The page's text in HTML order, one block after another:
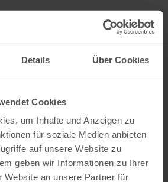
Details Über Cookies
Cookies
um Inhalte und Anzeigen zu
für soziale Medien anbieten
auf unsere Website zu
geben wir Informationen zu Ihrer
Website an unsere Partner für
INTERACTIEVE KAART
Mijn
Filter openen